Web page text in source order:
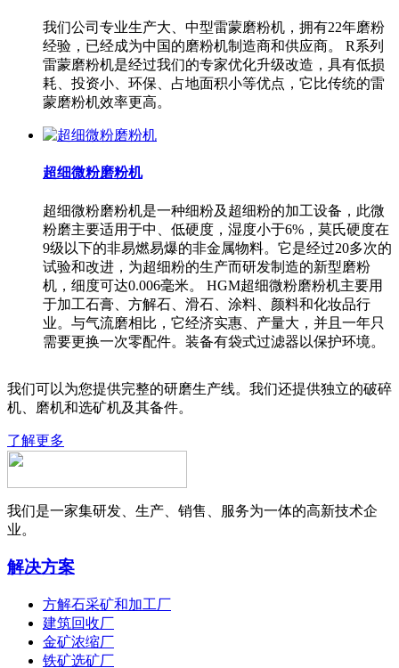
我们公司专业生产大、中型雷蒙磨粉机，拥有22年磨粉
经验，已经成为中国的磨粉机制造商和供应商。 R系列
雷蒙磨粉机是经过我们的专家优化升级改造，具有低损
耗、投资小、环保、占地面积小等优点，它比传统的雷
蒙磨粉机效率更高。
超细微粉磨粉机
超细微粉磨粉机是一种细粉及超细粉的加工设备，此微
粉磨主要适用于中、低硬度，湿度小于6%，莫氏硬度在
9级以下的非易燃易爆的非金属物料。它是经过20多次的
试验和改进，为超细粉的生产而研发制造的新型磨粉
机，细度可达0.006毫米。 HGM超细微粉磨粉机主要用
于加工石膏、方解石、滑石、涂料、颜料和化妆品行
业。与气流磨相比，它经济实惠、产量大，并且一年只
需要更换一次零配件。装备有袋式过滤器以保护环境。
我们可以为您提供完整的研磨生产线。我们还提供独立的破碎
机、磨机和选矿机及其备件。
了解更多
我们是一家集研发、生产、销售、服务为一体的高新技术企
业。
解决方案
方解石采矿和加工厂
建筑回收厂
金矿浓缩厂
铁矿选矿厂